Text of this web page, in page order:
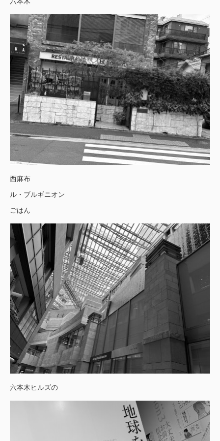
西麻布
ル・ブルギニオン
ごはん
六本木ヒルズの